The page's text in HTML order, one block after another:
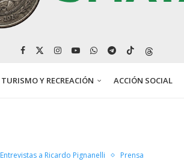
TURISMO Y RECREACIÓN ACCIÓN SOCIAL
Entrevistas a Ricardo Pignanelli Prensa